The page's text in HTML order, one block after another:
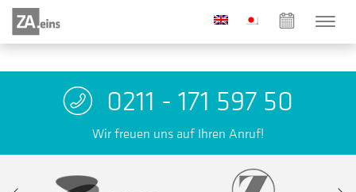
0211 - 171 597 50
Wir freuen uns auf Ihren Anruf!